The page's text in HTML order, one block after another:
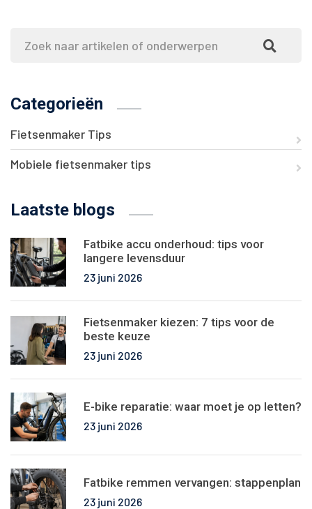
Categorieën
Fietsenmaker Tips
Mobiele fietsenmaker tips
Laatste blogs
Fatbike accu onderhoud: tips voor
langere levensduur
23 juni 2026
Fietsenmaker kiezen: 7 tips voor de
beste keuze
23 juni 2026
E-bike reparatie: waar moet je op letten?
23 juni 2026
Fatbike remmen vervangen: stappenplan
23 juni 2026